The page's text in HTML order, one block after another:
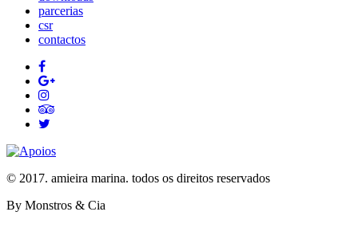
parcerias
csr
contactos
© 2017. amieira marina. todos os direitos reservados
By Monstros & Cia